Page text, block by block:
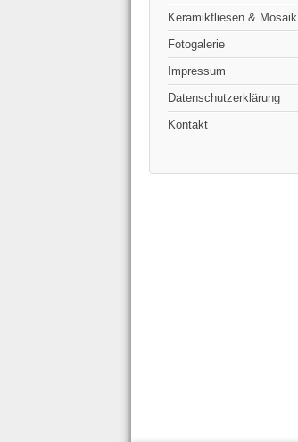
Keramikfliesen & Mosaik
Fotogalerie
Impressum
Datenschutzerklärung
Kontakt